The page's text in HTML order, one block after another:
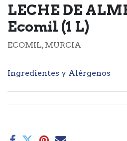
LECHE DE
Ecomil (1 L)
ECOMIL, MURCIA
Ingredientes y Alérgenos